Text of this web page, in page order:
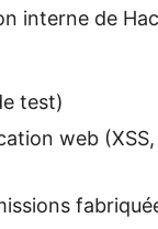
interne de
test)
web (XSS,